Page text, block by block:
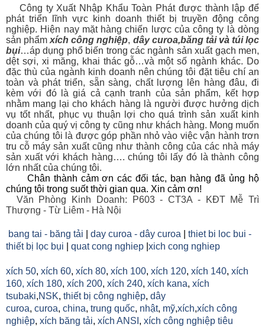
Công ty Xuất Nhập Khẩu Toàn Phát được thành lập để
phát triển lĩnh vực kinh doanh thiết bị truyền động công
nghiệp. Hiện nay mặt hàng chiến lược của công ty là dòng
sản phẩm xích công nghiệp, dây curoa,băng tảivàtúi lọc
bụi…áp dụng phổ biến trong các ngành sản xuất gạch men,
dệt sợi, xi măng, khai thác gỗ…và một số ngành khác. Do
đặc thù của ngành kinh doanh nên chúng tôi đặt tiêu chí an
toàn và phát triển, sẵn sàng, chất lượng lên hàng đâu, đi
kèm với đó là giá cả cạnh tranh của sản phẩm, kết hợp
nhằm mang lại cho khách hàng là người được hưởng dịch
vụ tốt nhất, phục vụ thuận lợi cho quá trình sản xuất kinh
doanh của quý vị công ty cũng như khách hàng. Mong muốn
của chúng tôi là được góp phần nhỏ vào việc vận hành trơn
tru cỗ máy sản xuất cũng như thành công của các nhà máy
sản xuất với khách hàng…. chúng tôi lấy đó là thành công
lớn nhất của chúng tôi.
Chân thành cảm ơn các đối tác, bạn hàng đã ủng hộ
chúng tôi trong suốt thời gian qua. Xin cảm ơn!
Văn Phòng Kinh Doanh: P603 - CT3A - KĐT Mễ Trì
Thượng - Từ Liêm - Hà Nội
bang tai - băng tải day curoa - dây curoa
thiet bi loc bui -
thiết bị lọc bụi
quat cong nghiep xich cong nghiep
xích 50, xích 60, xích 80, xích 100, xích 120, xích 140, xích
160, xích 180, xích 200, xích 240, xích kana, xích
tsubaki,NSK, thiết bị công nghiệp, dây
curoa, curoa, china, trung quốc, nhật, mỹ,xích,xích công
nghiệp, xích băng tải, xích ANSI , xích công nghiệp tiêu